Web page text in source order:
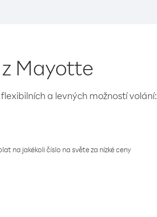
Mayotte
a levných možností volání:
na jakékoli číslo na světe za nízké ceny